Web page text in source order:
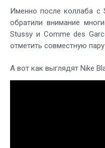
Именно после коллаба с
обратили внимание
Stussy и Comme des
отметить совместную
А вот как выглядят Nike